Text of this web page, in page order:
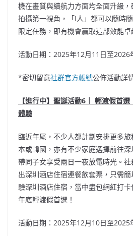
機在畫質與續航力方面均全面升級
拍攝第一視角，「I人」都可以隨時
限定任務，即有機會贏取這部效能卓
活動日期：2025年12月11日至2026
*密切留意社群官方帳號公佈活動詳
【進行中】聖誕活動6｜ 輕渡假首
體驗
臨近年尾，不少人都計劃安排更多
本或韓國，亦有不少家庭選擇前往深
帶同子女享受兩日一夜放電時光。
出深圳酒店住宿連餐飲套票，只需
驗深圳酒店住宿，當中盡包網紅打
年底輕渡假首選！
活動日期：2025年12月10日至2025